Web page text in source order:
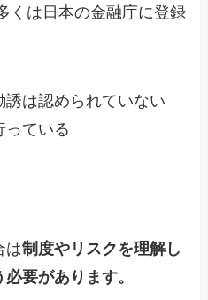
くは日本の金融庁に登録
誘は認められていない
っている
は制度やリスクを理解し
要があります。